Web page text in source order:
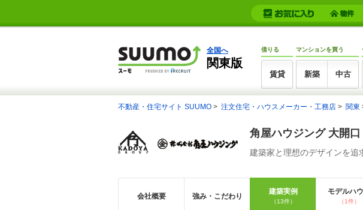
全国へ
関東版
借りる
賃貸
マンションを買う
新築 中古
不動産・住宅サイト SUUMO 注文住宅・ハウスメーカー・工務店 関東
角屋ハウジング 大開
建築家と理想のデザインを追
会社概要 強み・こだわり
建築実例
（13件）
モデルハ
（1件）